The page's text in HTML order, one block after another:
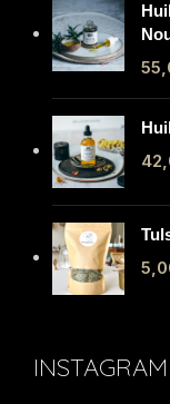
INSTAGRAM